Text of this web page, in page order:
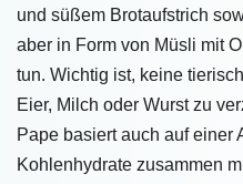
und süßem Brotaufstrich
aber in Form von Müsli mit
tun. Wichtig ist, keine
Eier, Milch oder Wurst zu
Pape basiert auch auf einer
Kohlenhydrate zusammen